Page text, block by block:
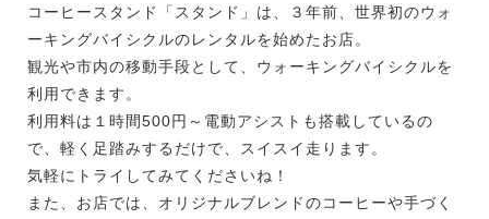
コーヒースタンド「スタンド」は、３年前、世界初のウォ
ーキングバイシクルのレンタルを始めたお店。
観光や市内の移動手段として、ウォーキングバイシクルを
利用できます。
利用料は１時間500円～電動アシストも搭載しているの
で、軽く足踏みするだけで、スイスイ走ります。
気軽にトライしてみてくださいね！
また、お店では、オリジナルブレンドのコーヒーや手づく